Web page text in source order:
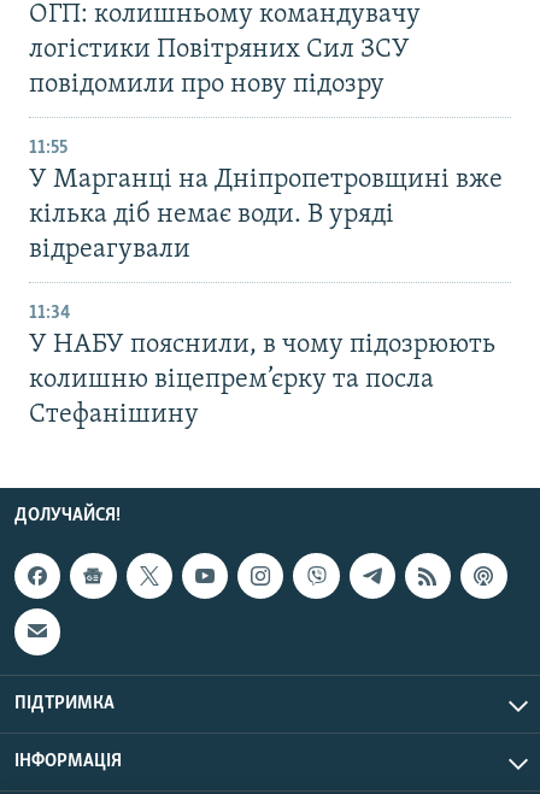
ОГП: колишньому командувачу
логістики Повітряних Сил ЗСУ
повідомили про нову підозру
11:55
У Марганці на Дніпропетровщині вже
кілька діб немає води. В уряді
відреагували
11:34
У НАБУ пояснили, в чому підозрюють
колишню віцепрем’єрку та посла
Стефанішину
ДОЛУЧАЙСЯ!
ПІДТРИМКА
ІНФОРМАЦІЯ